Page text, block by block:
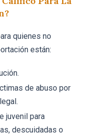
quienes no
están:
de abuso por
juvenil para
descuidadas o